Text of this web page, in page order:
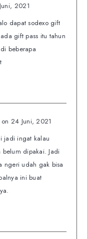
2021
dapat sodexo gift
gift pass itu tahun
beberapa
on 24 Juni, 2021
jadi ingat kalau
dipakai. Jadi
ngeri udah gak bisa
ini buat